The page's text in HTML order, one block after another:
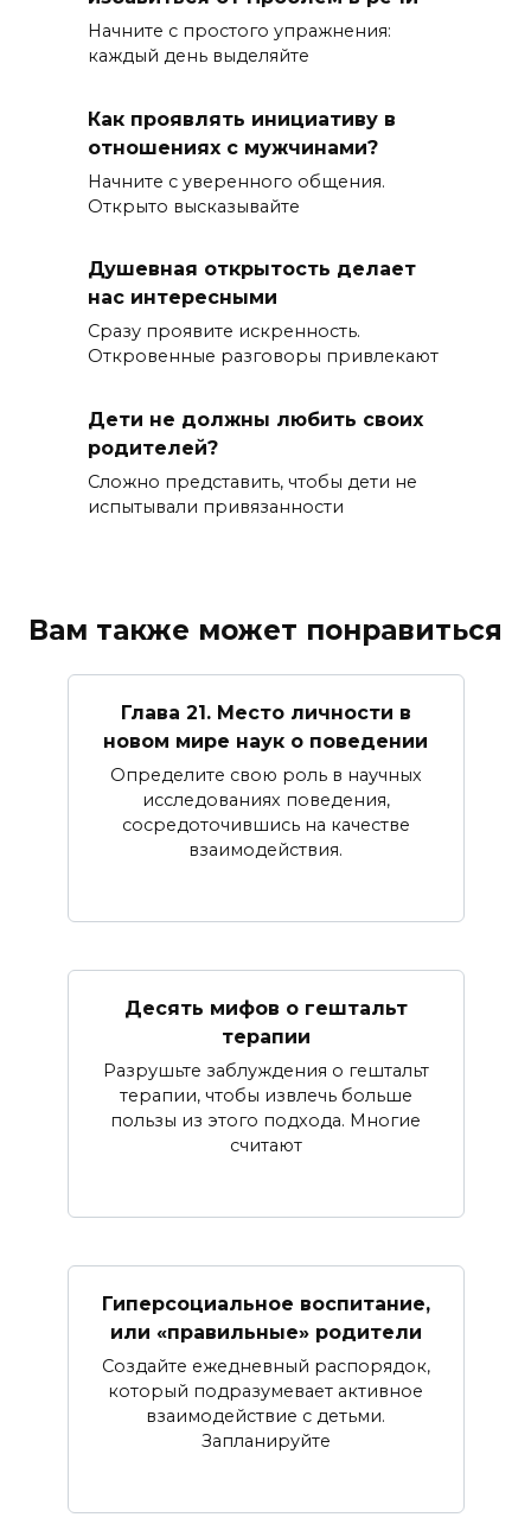
Начните с простого упражнения:
каждый день выделяйте
Как проявлять инициативу в
отношениях с мужчинами?
Начните с уверенного общения.
Открыто высказывайте
Душевная открытость делает
нас интересными
Сразу проявите искренность.
Откровенные разговоры привлекают
Дети не должны любить своих
родителей?
Сложно представить, чтобы дети не
испытывали привязанности
Вам также может понравиться
Глава 21. Место личности в
новом мире наук о поведении
Определите свою роль в научных
исследованиях поведения,
сосредоточившись на качестве
взаимодействия.
Десять мифов о гештальт
терапии
Разрушьте заблуждения о гештальт
терапии, чтобы извлечь больше
пользы из этого подхода. Многие
считают
Гиперсоциальное воспитание,
или «правильные» родители
Создайте ежедневный распорядок,
который подразумевает активное
взаимодействие с детьми.
Запланируйте